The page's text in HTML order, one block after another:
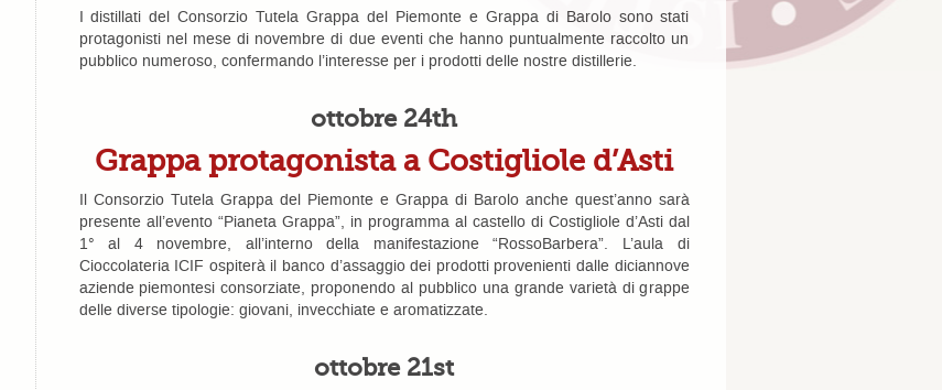
I distillati del Consorzio Tutela Grappa del Piemonte e Grappa di Barolo sono stati
protagonisti nel mese di novembre di due eventi che hanno puntualmente raccolto un
pubblico numeroso, confermando l’interesse per i prodotti delle nostre distillerie.
ottobre 24th
Grappa protagonista a Costigliole d’Asti
Il Consorzio Tutela Grappa del Piemonte e Grappa di Barolo anche quest’anno sarà
presente all’evento “Pianeta Grappa”, in programma al castello di Costigliole d’Asti dal
1° al 4 novembre, all’interno della manifestazione “RossoBarbera”. L’aula di
Cioccolateria ICIF ospiterà il banco d’assaggio dei prodotti provenienti dalle diciannove
aziende piemontesi consorziate, proponendo al pubblico una grande varietà di grappe
delle diverse tipologie: giovani, invecchiate e aromatizzate.
ottobre 21st